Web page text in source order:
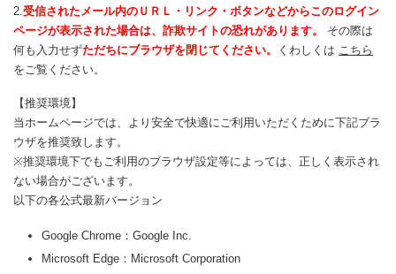
2.受信されたメール内のＵＲＬ・リンク・ボタンなどからこのログイン
ページが表示された場合は、詐欺サイトの恐れがあります。
その際は
何も入力せずただちにブラウザを閉じてください。 くわしくは こちら
をご覧ください。
【推奨環境】
当ホームページでは、より安全で快適にご利用いただくために下記ブラ
ウザを推奨致します。
※推奨環境下でもご利用のブラウザ設定等によっては、正しく表示され
ない場合がございます。
以下の各公式最新バージョン
Google Chrome：Google Inc.
Microsoft Edge：Microsoft Corporation